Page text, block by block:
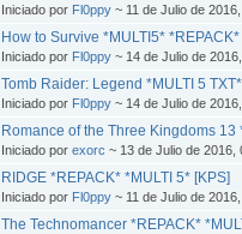
Iniciado por Fl0ppy ~ 11 de Julio de
How to Survive *MULTI5* *REPACK*
Iniciado por Fl0ppy ~ 14 de Julio de
Tomb Raider: Legend *MULTI 5
Iniciado por Fl0ppy ~ 14 de Julio de
Romance of the Three Kingdoms 13
Iniciado porexorc ~ 13 de Julio de 2016,
RIDGE *REPACK* *MULTI 5* [KPS]
Iniciado por Fl0ppy ~ 11 de Julio de
The Technomancer *REPACK*